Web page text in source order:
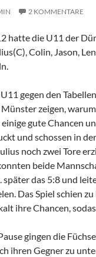
2 KOMMENTARE
hatte die U11 der
Colin, Jason,
gegen den
zeigen,
gute Chancen
und schossen in
noch zwei Tore
beide
später das 5:8 und
Das Spiel schien
ihre Chancen,
gingen die
ihren Gegner zu